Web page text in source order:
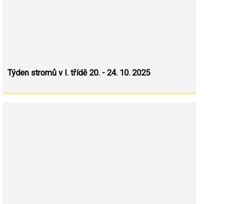
Týden stromů v I. třídě 20. - 24. 10. 2025